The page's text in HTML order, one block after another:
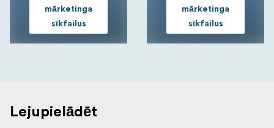
mārketinga
sīkfailus
mārketinga
sīkfailus
Lejupielādēt